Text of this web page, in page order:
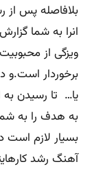
بلافاصله پس
انرا به شما
ویزگی از
برخوردار است.و
یا… تا رسیدن به
به هدف را به
بسیار لازم است
آهنگ رشد